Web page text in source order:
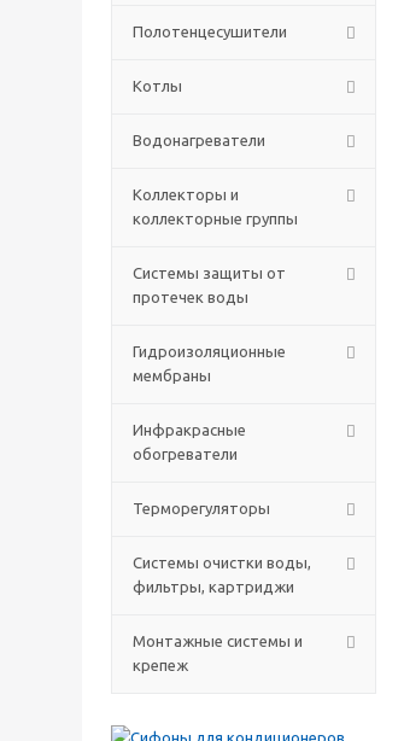
Полотенцесушители
Котлы
Водонагреватели
Коллекторы и
коллекторные группы
Системы защиты от
протечек воды
Гидроизоляционные
мембраны
Инфракрасные
обогреватели
Терморегуляторы
Системы очистки воды,
фильтры, картриджи
Монтажные системы и
крепеж